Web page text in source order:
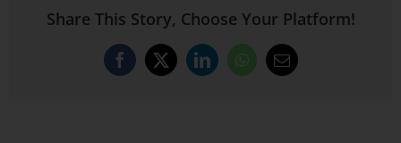
Share This Story, Choose Your Platform!
Facebook
X LinkedInWhatsApp
Email